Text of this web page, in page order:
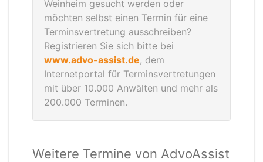
Weinheim gesucht werden oder
möchten selbst einen Termin für eine
Terminsvertretung ausschreiben?
Registrieren Sie sich bitte bei
www.advo-assist.de, dem
Internetportal für Terminsvertretungen
mit über 10.000 Anwälten und mehr als
200.000 Terminen.
Weitere Termine von AdvoAssist